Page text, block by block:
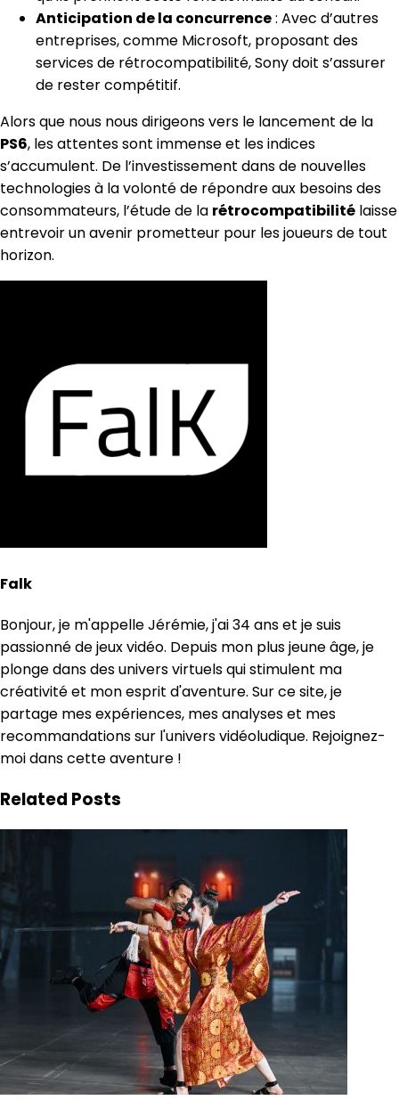
Anticipation de la concurrence: Avec d’autres
entreprises, comme Microsoft, proposant des
services de rétrocompatibilité, Sony doit s’assurer
de rester compétitif.
Alors que nous nous dirigeons vers le lancement de la
PS6, les attentes sont immense et les indices
s’accumulent. De l’investissement dans de nouvelles
technologies à la volonté de répondre aux besoins des
consommateurs, l’étude de la rétrocompatibilité laisse
entrevoir un avenir prometteur pour les joueurs de tout
horizon.
Falk
Bonjour, je m'appelle Jérémie, j'ai 34 ans et je suis
passionné de jeux vidéo. Depuis mon plus jeune âge, je
plonge dans des univers virtuels qui stimulent ma
créativité et mon esprit d'aventure. Sur ce site, je
partage mes expériences, mes analyses et mes
recommandations sur l'univers vidéoludique. Rejoignez-
moi dans cette aventure !
Related Posts